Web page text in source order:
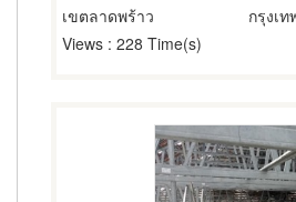
เขตลาดพร้าว
กรุงเ
Views : 228 Time(s)